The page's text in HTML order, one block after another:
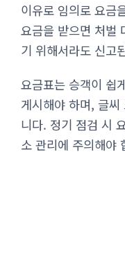
이유로 임의로 요금
요금을 받으면 처벌
기 위해서라도 신고
요금표는 승객이 쉽
게시해야 하며, 글
니다. 정기 점검 시
소 관리에 주의해야